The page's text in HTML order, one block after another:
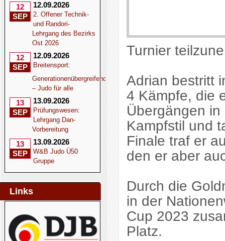
12
SEP
12.09.2026
2. Offener Technik-
und Randori-
Lehrgang des Bezirks
Ost 2026
12
SEP
12.09.2026
Breitensport:
Generationenübergreifend
– Judo für alle
13
SEP
13.09.2026
Prüfungswesen:
Lehrgang Dan-
Vorbereitung
13
SEP
13.09.2026
W&B Judo Ü50
Gruppe
Links
Turnier
Adrian bestritt
4 Kämpfe, die
Übergängen
Kampfstil und
Finale traf er
den er aber
Durch die
in der
Cup 2023
Platz.